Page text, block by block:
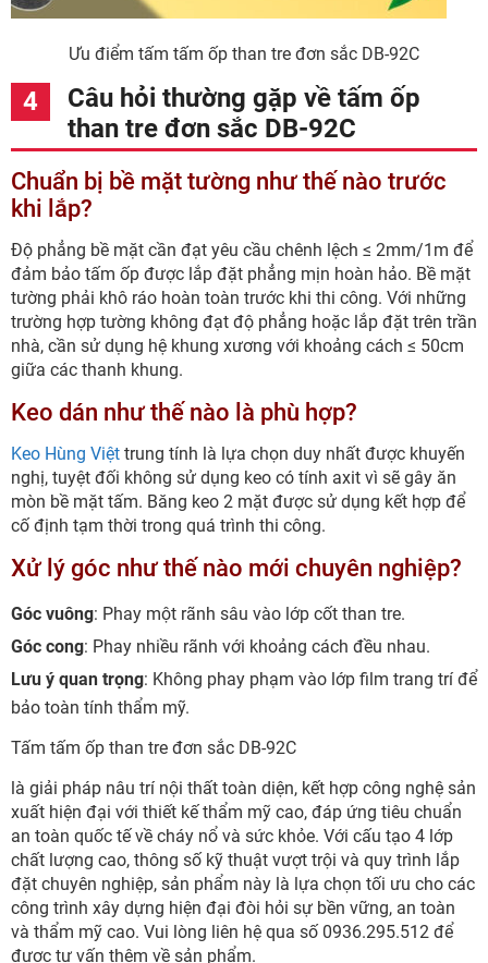
Ưu điểm tấm tấm ốp than tre đơn sắc DB-92C
Câu hỏi thường gặp về tấm ốp
than tre đơn sắc DB-92C
Chuẩn bị bề mặt tường như thế nào trước
khi lắp?
Độ phẳng bề mặt cần đạt yêu cầu chênh lệch ≤ 2mm/1m để
đảm bảo tấm ốp được lắp đặt phẳng mịn hoàn hảo. Bề mặt
tường phải khô ráo hoàn toàn trước khi thi công. Với những
trường hợp tường không đạt độ phẳng hoặc lắp đặt trên trần
nhà, cần sử dụng hệ khung xương với khoảng cách ≤ 50cm
giữa các thanh khung.
Keo dán như thế nào là phù hợp?
Keo Hùng Việt trung tính là lựa chọn duy nhất được khuyến
nghị, tuyệt đối không sử dụng keo có tính axit vì sẽ gây ăn
mòn bề mặt tấm. Băng keo 2 mặt được sử dụng kết hợp để
cố định tạm thời trong quá trình thi công.
Xử lý góc như thế nào mới chuyên nghiệp?
Góc vuông: Phay một rãnh sâu vào lớp cốt than tre.
Góc cong: Phay nhiều rãnh với khoảng cách đều nhau.
Lưu ý quan trọng: Không phay phạm vào lớp film trang trí để
bảo toàn tính thẩm mỹ.
Tấm tấm ốp than tre đơn sắc DB-92C
là giải pháp nâu trí nội thất toàn diện, kết hợp công nghệ sản
xuất hiện đại với thiết kế thẩm mỹ cao, đáp ứng tiêu chuẩn
an toàn quốc tế về cháy nổ và sức khỏe. Với cấu tạo 4 lớp
chất lượng cao, thông số kỹ thuật vượt trội và quy trình lắp
đặt chuyên nghiệp, sản phẩm này là lựa chọn tối ưu cho các
công trình xây dựng hiện đại đòi hỏi sự bền vững, an toàn
và thẩm mỹ cao. Vui lòng liên hệ qua số 0936.295.512 để
được tư vấn thêm về sản phẩm.